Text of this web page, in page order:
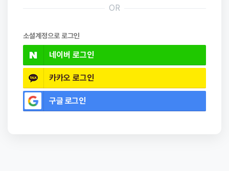
OR
소셜계정으로 로그인
네이버 로그인
카카오 로그인
구글 로그인